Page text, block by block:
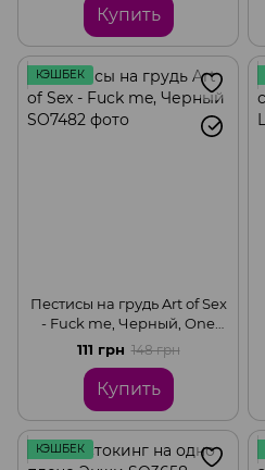
Купить
КЭШБЕК
Пестисы на грудь Art of Sex
- Fuck me, Черный, One
size
111 грн 148 грн
Купить
КЭШБЕК